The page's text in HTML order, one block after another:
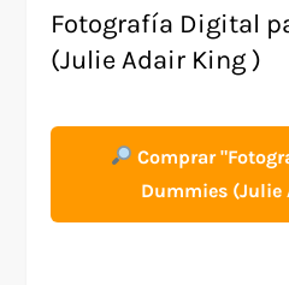
Fotografía Digital
(Julie Adair King )
Comprar
Dummies (Julie